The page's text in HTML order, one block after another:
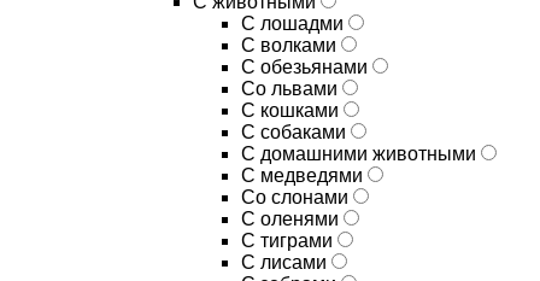
С лошадми
С волками
С обезьянами
Со львами
С кошками
С собаками
С домашними животными
С медведями
Со слонами
С оленями
С тиграми
С лисами